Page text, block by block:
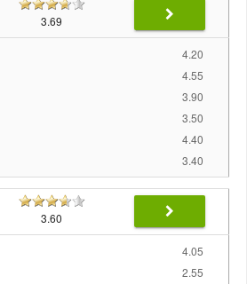
3.69
4.20
4.55
3.90
3.50
4.40
3.40
3.60
4.05
2.55